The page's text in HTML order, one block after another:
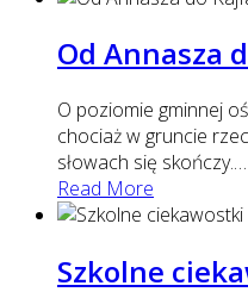
Od Annasza
O poziomie gminnej
chociaż w gruncie
słowach się skończy.…
Read More
Szkolne